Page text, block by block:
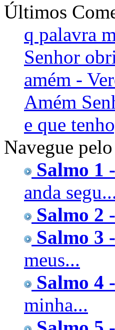
Últimos
q palavra
Senhor
amém -
Amém
e que
Navegue
Salmo 1 -
anda
Salmo 2 -
Salmo 3 -
meus...
Salmo 4 -
minha...